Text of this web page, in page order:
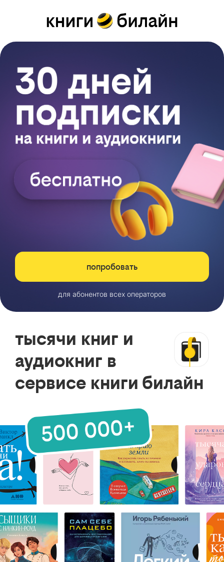
попробовать
для абонентов всех операторов
тысячи книг и
аудиокниг в
сервисе книги билайн